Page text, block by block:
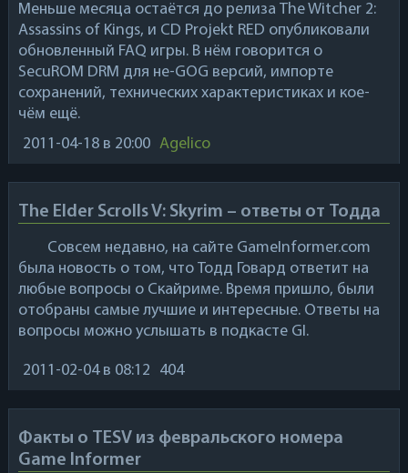
Меньше месяца остаётся до релиза The Witcher 2:
Assassins of Kings, и CD Projekt RED опубликовали
обновленный FAQ игры. В нём говорится о
SecuROM DRM для не-GOG версий, импорте
сохранений, технических характеристиках и кое-
чём ещё.
2011-04-18в 20:00 Agelico
The Elder Scrolls V: Skyrim – ответы от Тодда
Совсем недавно, на сайте GameInformer.com
была новость о том, что Тодд Говард ответит на
любые вопросы о Скайриме. Время пришло, были
отобраны самые лучшие и интересные. Ответы на
вопросы можно услышать в подкасте GI.
2011-02-04в 08:12 404
Факты о TESV из февральского номера
Game Informer